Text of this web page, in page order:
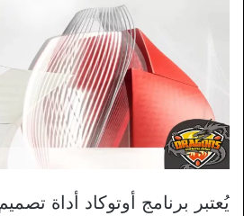
يُعتبر برنامج أوتوكاد أداة